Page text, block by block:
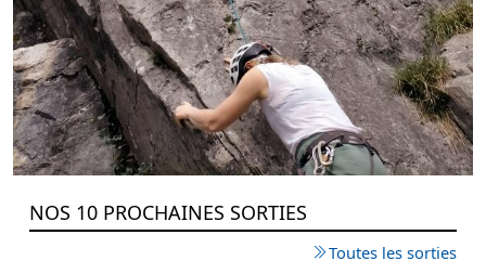
NOS 10 PROCHAINES SORTIES
Toutes les sorties